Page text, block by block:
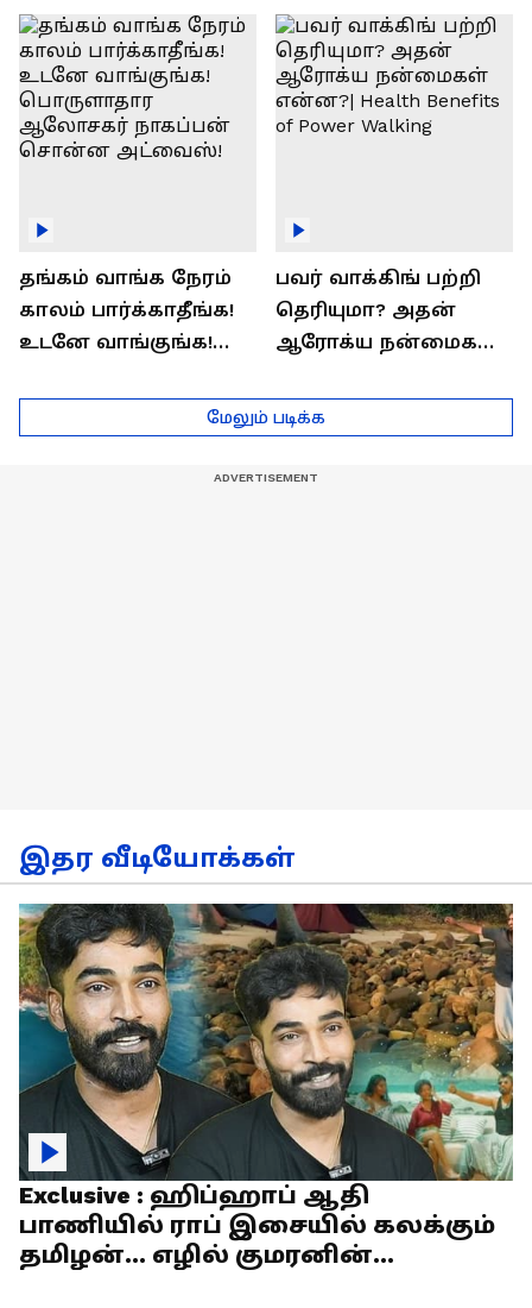
ராஜீவ் சந்தோஷம் !
Interview
தங்கம் வாங்க நேரம்
காலம் பார்க்காதீங்க!
உடனே வாங்குங்க!
ஆலோசகர் நாகப்பன்
சொன்ன அட்வைஸ்!
பவர் வாக்கிங் பற்றி
தெரியுமா? அதன்
ஆரோக்ய நன்மைகள்
of Power Walking
மேலும் படிக்க
இதர வீடியோக்கள்
Exclusive : ஹிப்ஹாப் ஆதி
பாணியில் ராப் இசையில் கலக்கும்
தமிழன்... எழில் குமரனின்